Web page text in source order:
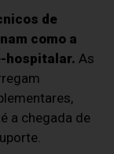
de
como a
hospitalar. As
,
a chegada de